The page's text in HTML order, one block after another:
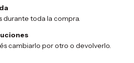
durante toda la compra.
cambiarlo por otro o devolverlo.